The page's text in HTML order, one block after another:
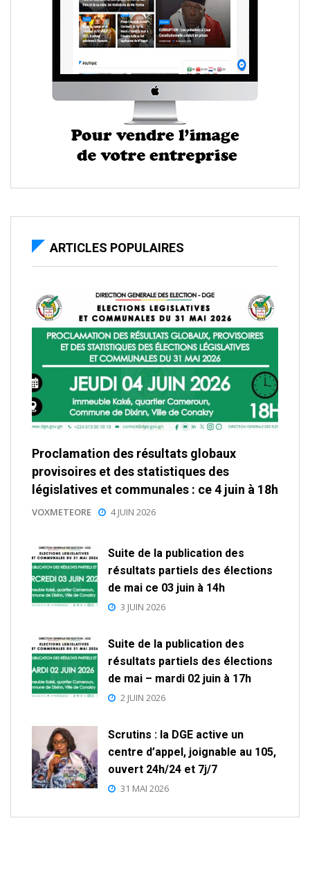
ARTICLES POPULAIRES
Proclamation des résultats globaux
provisoires et des statistiques des
législatives et communales : ce 4 juin à 18h
VOXMETEORE 4 JUIN 2026
Suite de la publication des
résultats partiels des élections
de mai ce 03 juin à 14h
3 JUIN 2026
Suite de la publication des
résultats partiels des élections
de mai – mardi 02 juin à 17h
2 JUIN 2026
Scrutins : la DGE active un
centre d’appel, joignable au 105,
ouvert 24h/24 et 7j/7
31 MAI 2026